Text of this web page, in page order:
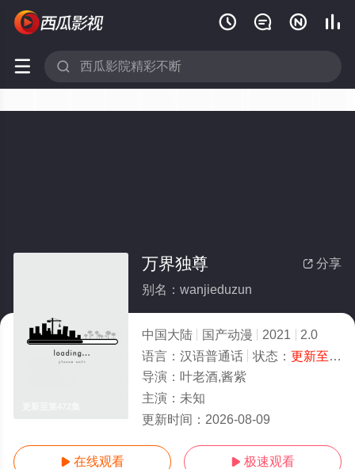
   
 
 分享
万界独尊
别名：wanjieduzun
中国大陆 国产动漫 2021
2.0
语言： 汉语普通话 状态： 更新至第472集
导演： 叶老酒,酱紫
主演： 未知
更新时间： 2026-08-09
 在线观看  极速观看